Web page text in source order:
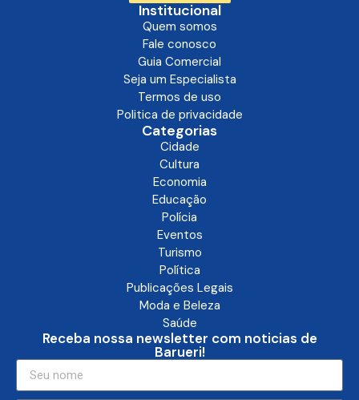
Institucional
Quem somos
Fale conosco
Guia Comercial
Seja um Especialista
Termos de uso
Politica de privacidade
Categorias
Cidade
Cultura
Economia
Educação
Polícia
Eventos
Turismo
Política
Publicações Legais
Moda e Beleza
Saúde
Receba nossa newsletter com noticias de
Barueri!